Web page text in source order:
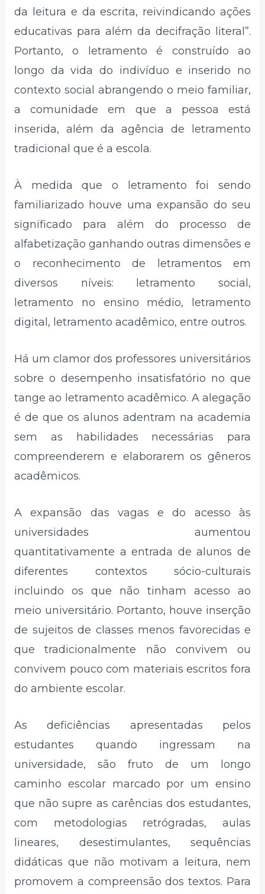
da leitura e da escrita, reivindicando ações
educativas para além da decifração literal”.
Portanto, o letramento é construído ao
longo da vida do indivíduo e inserido no
contexto social abrangendo o meio familiar,
a comunidade em que a pessoa está
inserida, além da agência de letramento
tradicional que é a escola.
À medida que o letramento foi sendo
familiarizado houve uma expansão do seu
significado para além do processo de
alfabetização ganhando outras dimensões e
o reconhecimento de letramentos em
diversos níveis: letramento social,
letramento no ensino médio, letramento
digital, letramento acadêmico, entre outros.
Há um clamor dos professores universitários
sobre o desempenho insatisfatório no que
tange ao letramento acadêmico. A alegação
é de que os alunos adentram na academia
sem as habilidades necessárias para
compreenderem e elaborarem os gêneros
acadêmicos.
A expansão das vagas e do acesso às
universidades aumentou
quantitativamente a entrada de alunos de
diferentes contextos sócio-culturais
incluindo os que não tinham acesso ao
meio universitário. Portanto, houve inserção
de sujeitos de classes menos favorecidas e
que tradicionalmente não convivem ou
convivem pouco com materiais escritos fora
do ambiente escolar.
As deficiências apresentadas pelos
estudantes quando ingressam na
universidade, são fruto de um longo
caminho escolar marcado por um ensino
que não supre as carências dos estudantes,
com metodologias retrógradas, aulas
lineares, desestimulantes, sequências
didáticas que não motivam a leitura, nem
promovem a compreensão dos textos. Para